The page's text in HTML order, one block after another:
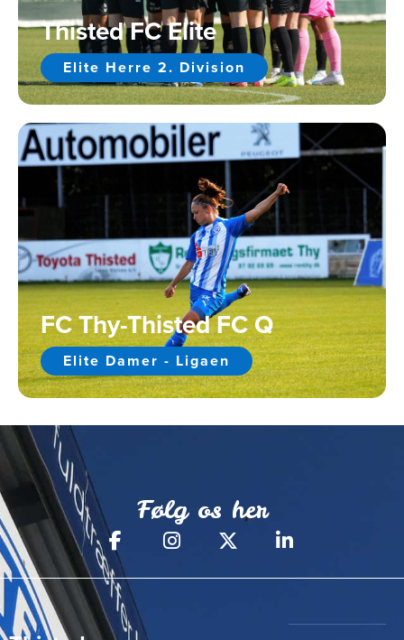
Thisted FC Elite
Elite Herre 2. Division
FC Thy-Thisted FC Q
Elite Damer - Ligaen
Følg os her